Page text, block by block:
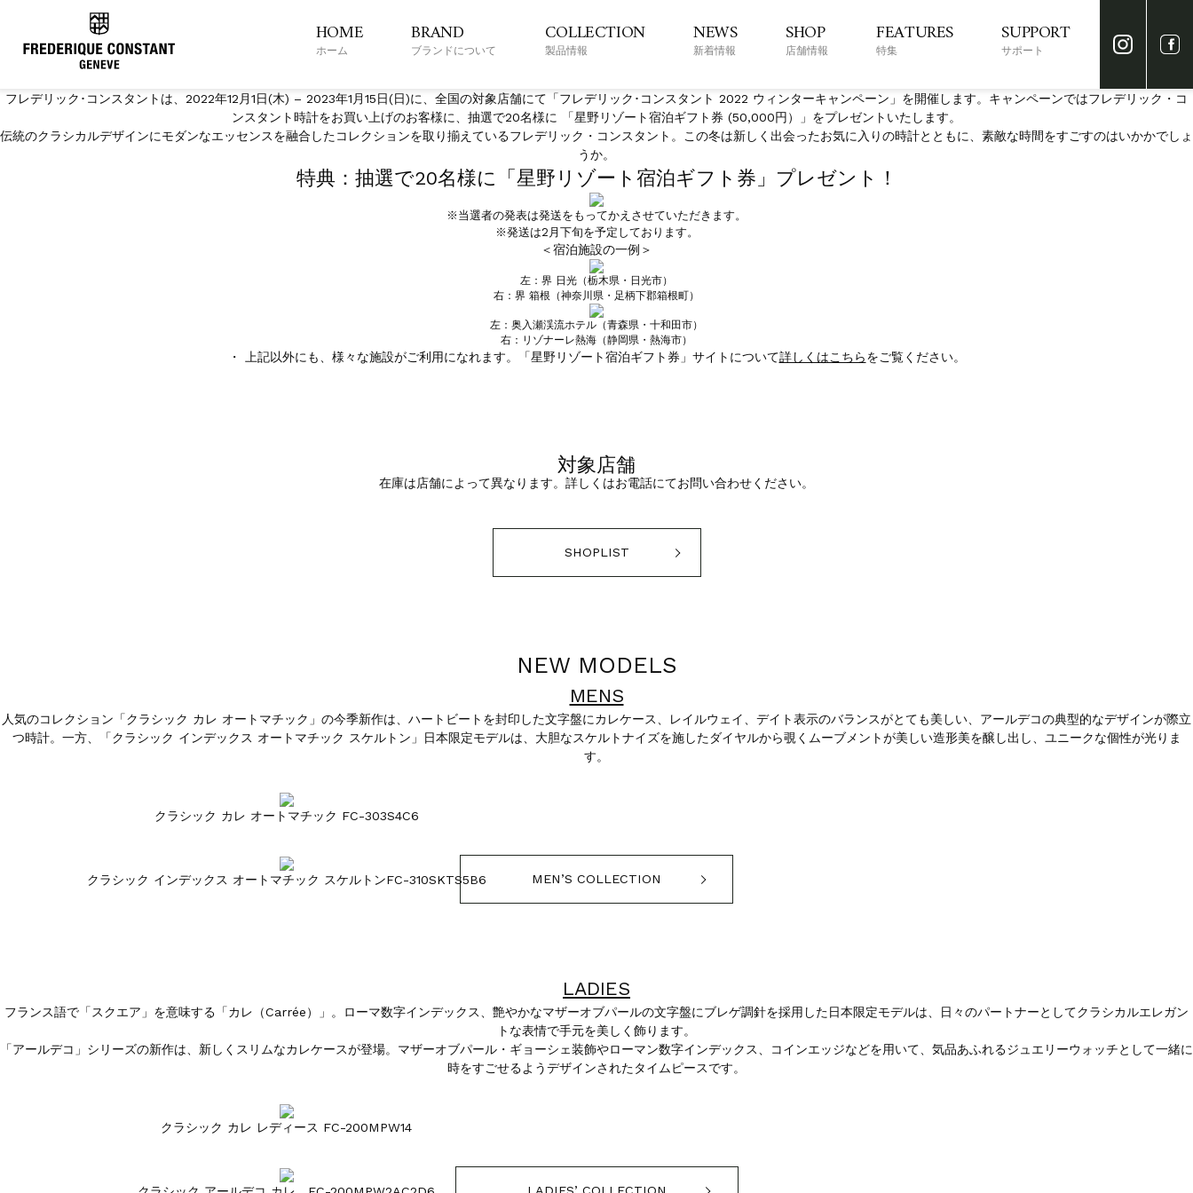
HOME
ホーム
BRAND
ブランドについて
COLLECTION
製品情報
NEWS
新着情報
SHOP
店舗情報
FEATURES
特集
SUPPORT
サポート
フレデリック・コンスタント 2022 ウィンターキャンペーン
キャンペーン期間 : 2022年12月1日 – 2023年1月15日
フレデリック･コンスタントは、2022年12月1日(木) – 2023年1月15日(日)に、 全国の対象店舗にて「フレデリック･コンスタント 2022 ウィンターキャンペーン」を開催します。キャンペーンではフレデリック・コ
ンスタント時計をお買い上げのお客様に、抽選で20名様に 「星野リゾート宿泊ギフト券 (50,000円）」をプレゼントいたします。
伝統のクラシカルデザインにモダンなエッセンスを融合したコレクションを取り揃えているフレデリック・コンスタント。この冬は新しく出会ったお気に入りの時計とともに、素敵な時間をすごすのはいかかでしょ
うか。
特典：抽選で20名様に「星野リゾート宿泊ギフト券」プレゼント！
※当選者の発表は発送をもってかえさせていただきます。
※発送は2月下旬を予定しております。
＜宿泊施設の一例＞
左：界 日光（栃木県・日光市）
右：界 箱根（神奈川県・足柄下郡箱根町）
左：奥入瀬渓流ホテル（青森県・十和田市）
右：リゾナーレ熱海（静岡県・熱海市）
・ 上記以外にも、様々な施設がご利用になれます。「星野リゾート宿泊ギフト券」サイトについて詳しくはこちらをご覧ください。
対象店舗
在庫は店舗によって異なります。詳しくはお電話にてお問い合わせください。
SHOPLIST
NEW MODELS
MENS
人気のコレクション「クラシック カレ オートマチック」の今季新作は、ハートビートを封印した文字盤にカレケース、レイルウェイ、デイト表示のバランスがとても美しい、アールデコの典型的なデザインが際立
つ時計。一方、「クラシック インデックス オートマチック スケルトン」日本限定モデルは、大胆なスケルトナイズを施したダイヤルから覗くムーブメントが美しい造形美を醸し出し、ユニークな個性が光りま
す。
クラシック カレ オートマチック FC-303S4C6
クラシック インデックス オートマチック スケルトンFC-310SKTS5B6 MEN’S COLLECTION
LADIES
フランス語で「スクエア」を意味する「カレ（Carrée）」。ローマ数字インデックス、艶やかなマザーオブパールの文字盤にブレゲ調針を採用した日本限定モデルは、日々のパートナーとしてクラシカルエレガン
トな表情で手元を美しく飾ります。
「アールデコ」シリーズの新作は、新しくスリムなカレケースが登場。マザーオブパール・ギョーシェ装飾やローマン数字インデックス、コインエッジなどを用いて、気品あふれるジュエリーウォッチとして一緒に
時をすごせるようデザインされたタイムピースです。
クラシック カレ レディース FC-200MPW14